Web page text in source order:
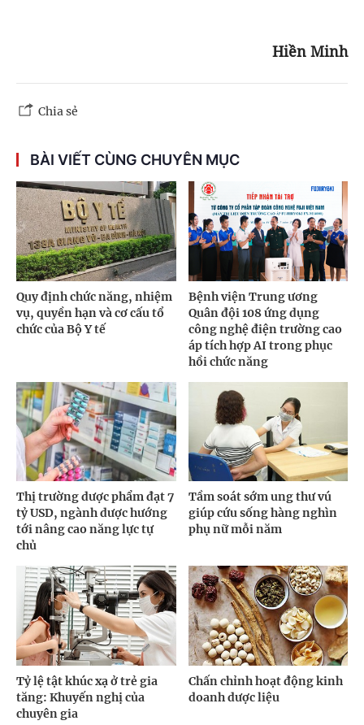
Hiền Minh
Chia sẻ
BÀI VIẾT CÙNG CHUYÊN MỤC
Quy định chức năng, nhiệm
vụ, quyền hạn và cơ cấu tổ
chức của Bộ Y tế
Bệnh viện Trung ương
Quân đội 108 ứng dụng
công nghệ điện trường cao
áp tích hợp AI trong phục
hồi chức năng
Thị trường dược phẩm đạt 7
tỷ USD, ngành dược hướng
tới nâng cao năng lực tự
chủ
Tầm soát sớm ung thư vú
giúp cứu sống hàng nghìn
phụ nữ mỗi năm
Tỷ lệ tật khúc xạ ở trẻ gia
tăng: Khuyến nghị của
chuyên gia
Chấn chỉnh hoạt động kinh
doanh dược liệu